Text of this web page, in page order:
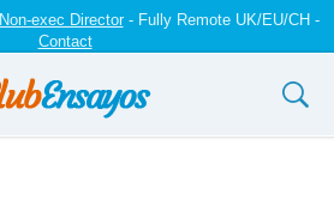
Non-exec Director- Fully Remote UK/EU/CH -
Contact